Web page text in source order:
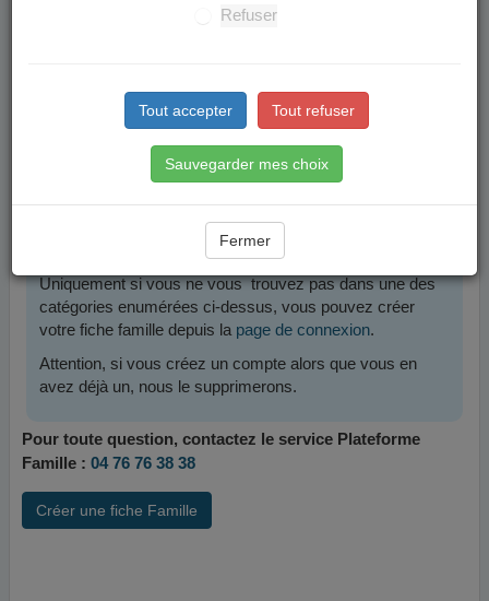
Refuser
Tout accepter Tout refuser
Sauvegarder mes choix
Fermer